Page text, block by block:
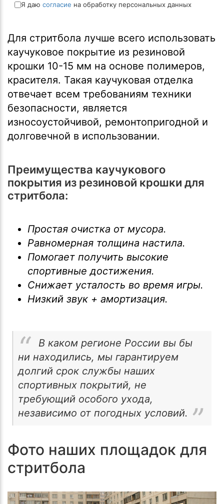
Я даю согласие на обработку персональных данных
Для стритбола лучше всего использовать
каучуковое покрытие из резиновой
крошки 10-15 мм на основе полимеров,
красителя. Такая каучуковая отделка
отвечает всем требованиям техники
безопасности, является
износоустойчивой, ремонтопригодной и
долговечной в использовании.
Преимущества каучукового
покрытия из резиновой крошки для
стритбола:
Простая очистка от мусора.
Равномерная толщина настила.
Помогает получить высокие
спортивные достижения.
Снижает усталость во время игры.
Низкий звук + амортизация.
В каком регионе России вы бы
ни находились, мы гарантируем
долгий срок службы наших
спортивных покрытий, не
требующий особого ухода,
независимо от погодных условий.
Фото наших площадок для
стритбола